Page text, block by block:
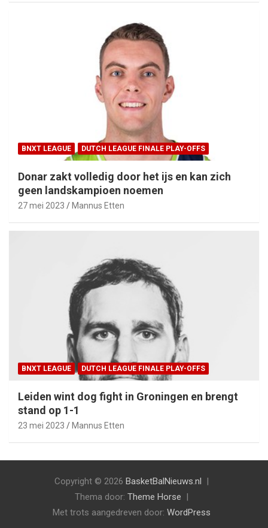
BNXT LEAGUE DUTCH LEAGUE FINALE PLAY-OFFS
Donar zakt volledig door het ijs en kan zich
geen landskampioen noemen
27 mei 2023 Mannus Etten
BNXT LEAGUE DUTCH LEAGUE FINALE PLAY-OFFS
Leiden wint dog fight in Groningen en brengt
stand op 1-1
23 mei 2023 Mannus Etten
Copyright © 2026 BasketBalNieuws.nl
Thema door: Theme Horse
Met trots aangedreven door: WordPress